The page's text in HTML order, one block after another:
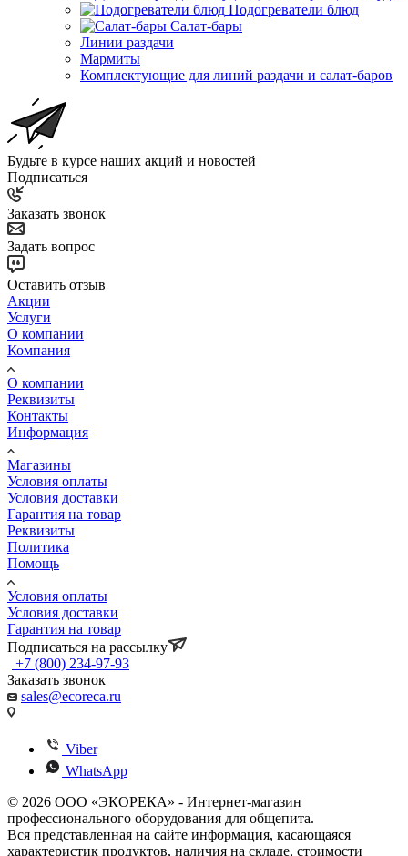
О компании
Компания
Реквизиты
Контакты
Информация
Магазины
Условия оплаты
Условия доставки
Гарантия на товар
Реквизиты
Политика
Помощь
Условия оплаты
Условия доставки
Гарантия на товар
Подписаться на рассылку
+7 (800) 234-97-93
Заказать звонок
sales@ecoreca.ru
WhatsApp
© 2026 ООО «ЭКОРЕКА» - Интернет-магазин
профессионального оборудования для общепита.
Вся представленная на сайте информация, касающаяся
характеристик продуктов, наличия на складе, стоимости
товаров, носит информационный характер и ни при каких
условиях не является публичной офертой, определяемой
положениями Статьи 437(2) Гражданского кодекса Российской
Федерации. Для получения подробной информации о
наличии и стоимости указанных товаров и (или) услуг,
пожалуйста, обращайтесь к менеджеру сайта по телефону +7
(800) 234 97 93.
Найти
По всему сайту
По каталогу
0
0